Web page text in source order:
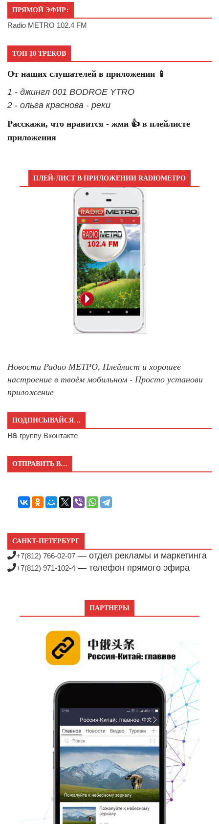
ПРЯМОЙ ЭФИР:
Radio METRO 102.4 FM
ТОП 10 ТРЕКОВ
От наших слушателей в приложении 📱
1 - джингл 001 BODROE YTRO
2 - ольга краснова - реки
Расскажи, что нравится - жми 👍 в плейлисте
приложения
ПЛЕЙ-ЛИСТ В ПРИЛОЖЕНИИ RADIOМЕТРО
Новости Радио МЕТРО, Плейлист и хорошее
настроение в твоём мобильном - Просто установи
приложение
ПОДПИСЫВАЙСЯ…
на группу Вконтакте
ОТПРАВИТЬ В…
САНКТ-ПЕТЕРБУРГ
+7(812) 766-02-07 — отдел рекламы и маркетинга
+7(812) 971-102-4 — телефон прямого эфира
ПАРТНЕРЫ